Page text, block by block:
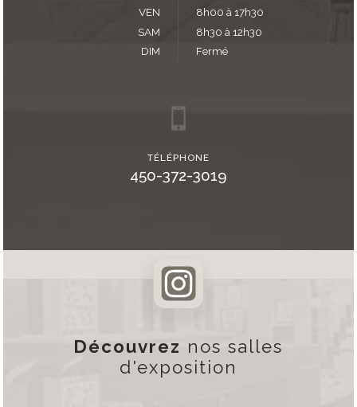
VEN
8h00 à 17h30
SAM
8h30 à 12h30
DIM
Fermé
TÉLÉPHONE
450-372-3019
Découvrez nos salles
d'exposition